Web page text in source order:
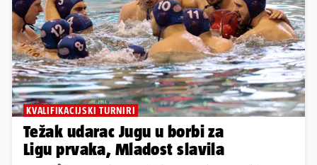
KVALIFIKACIJSKI TURNIRI
Težak udarac Jugu u borbi za
Ligu prvaka, Mladost slavila